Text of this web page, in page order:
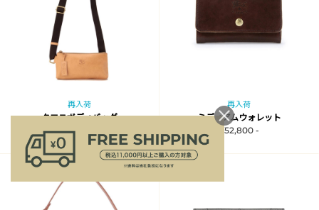
再入荷
クロスボディバッグ
¥52,800 -
再入荷
ミディアムウォレット
¥52,800 -